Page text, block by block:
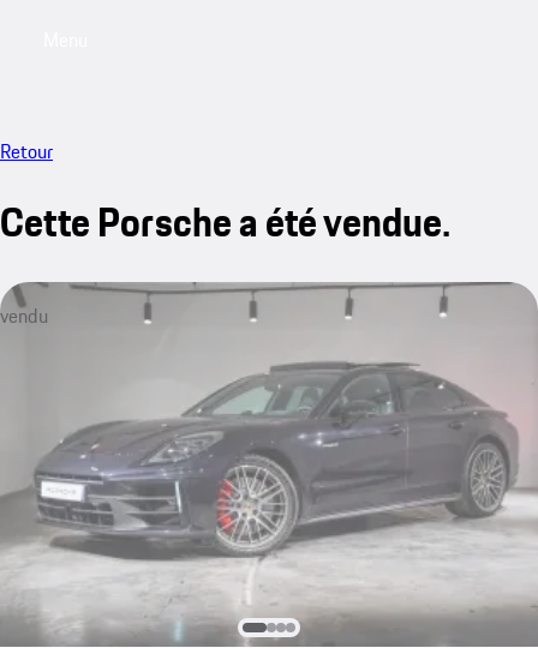
Retour
Cette Porsche a été vendue.
vendu